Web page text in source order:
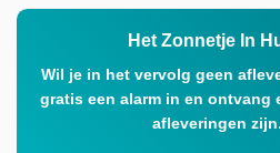
Het Zonnetje In
Wil je in het vervolg geen
gratis een alarm in en ontvang
afleveringen